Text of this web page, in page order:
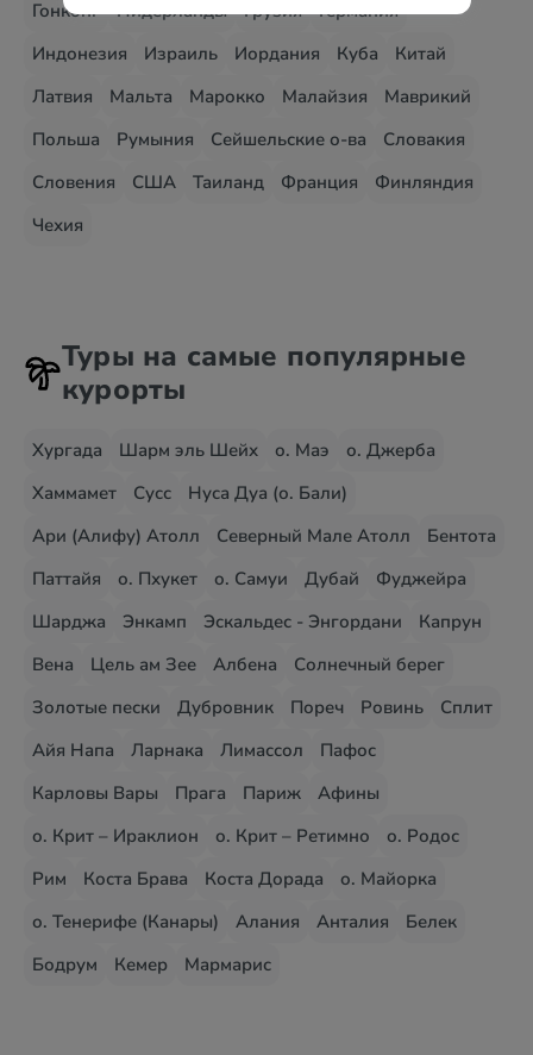
Гонконг
Нидерланды Грузия
Германия
Индонезия
Израиль Иордания Куба
Китай
Латвия
Мальта Марокко Малайзия
Маврикий
Польша
Румыния Сейшельские о-ва
Словакия
Словения
США Таиланд Франция
Финляндия
Чехия
Туры на самые популярные
курорты
Хургада Шарм эль Шейх о. Маэ
о. Джерба
Хаммамет
Сусс
Нуса Дуа (о. Бали)
Ари (Алифу) Атолл
Северный Мале Атолл
Бентота
Паттайя
о. Пхукет о. Самуи Дубай
Фуджейра
Шарджа
Энкамп Эскальдес - Энгордани
Капрун
Вена
Цель ам Зее Албена
Солнечный берег
Золотые пески
Дубровник Пореч Ровинь
Сплит
Айя Напа
Ларнака Лимассол
Пафос
Карловы Вары
Прага Париж
Афины
о. Крит – Ираклион
о. Крит – Ретимно
о. Родос
Рим
Коста Брава Коста Дорада
о. Майорка
о. Тенерифе (Канары)
Алания Анталия
Белек
Бодрум
Кемер Мармарис